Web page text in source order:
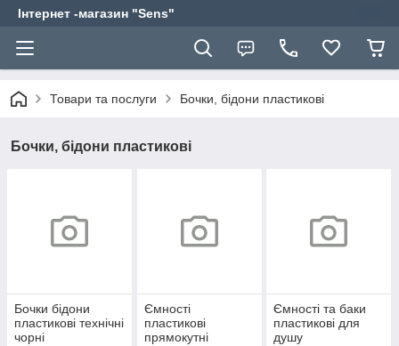
Інтернет -магазин "Sens"
Товари та послуги Бочки, бідони пластикові
Бочки, бідони пластикові
Бочки бідони
пластикові технічні
чорні
Ємності
пластикові
прямокутні
Ємності та баки
пластикові для
душу